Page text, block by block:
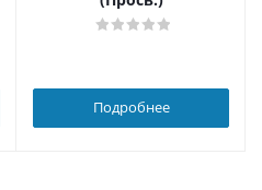
Подробнее